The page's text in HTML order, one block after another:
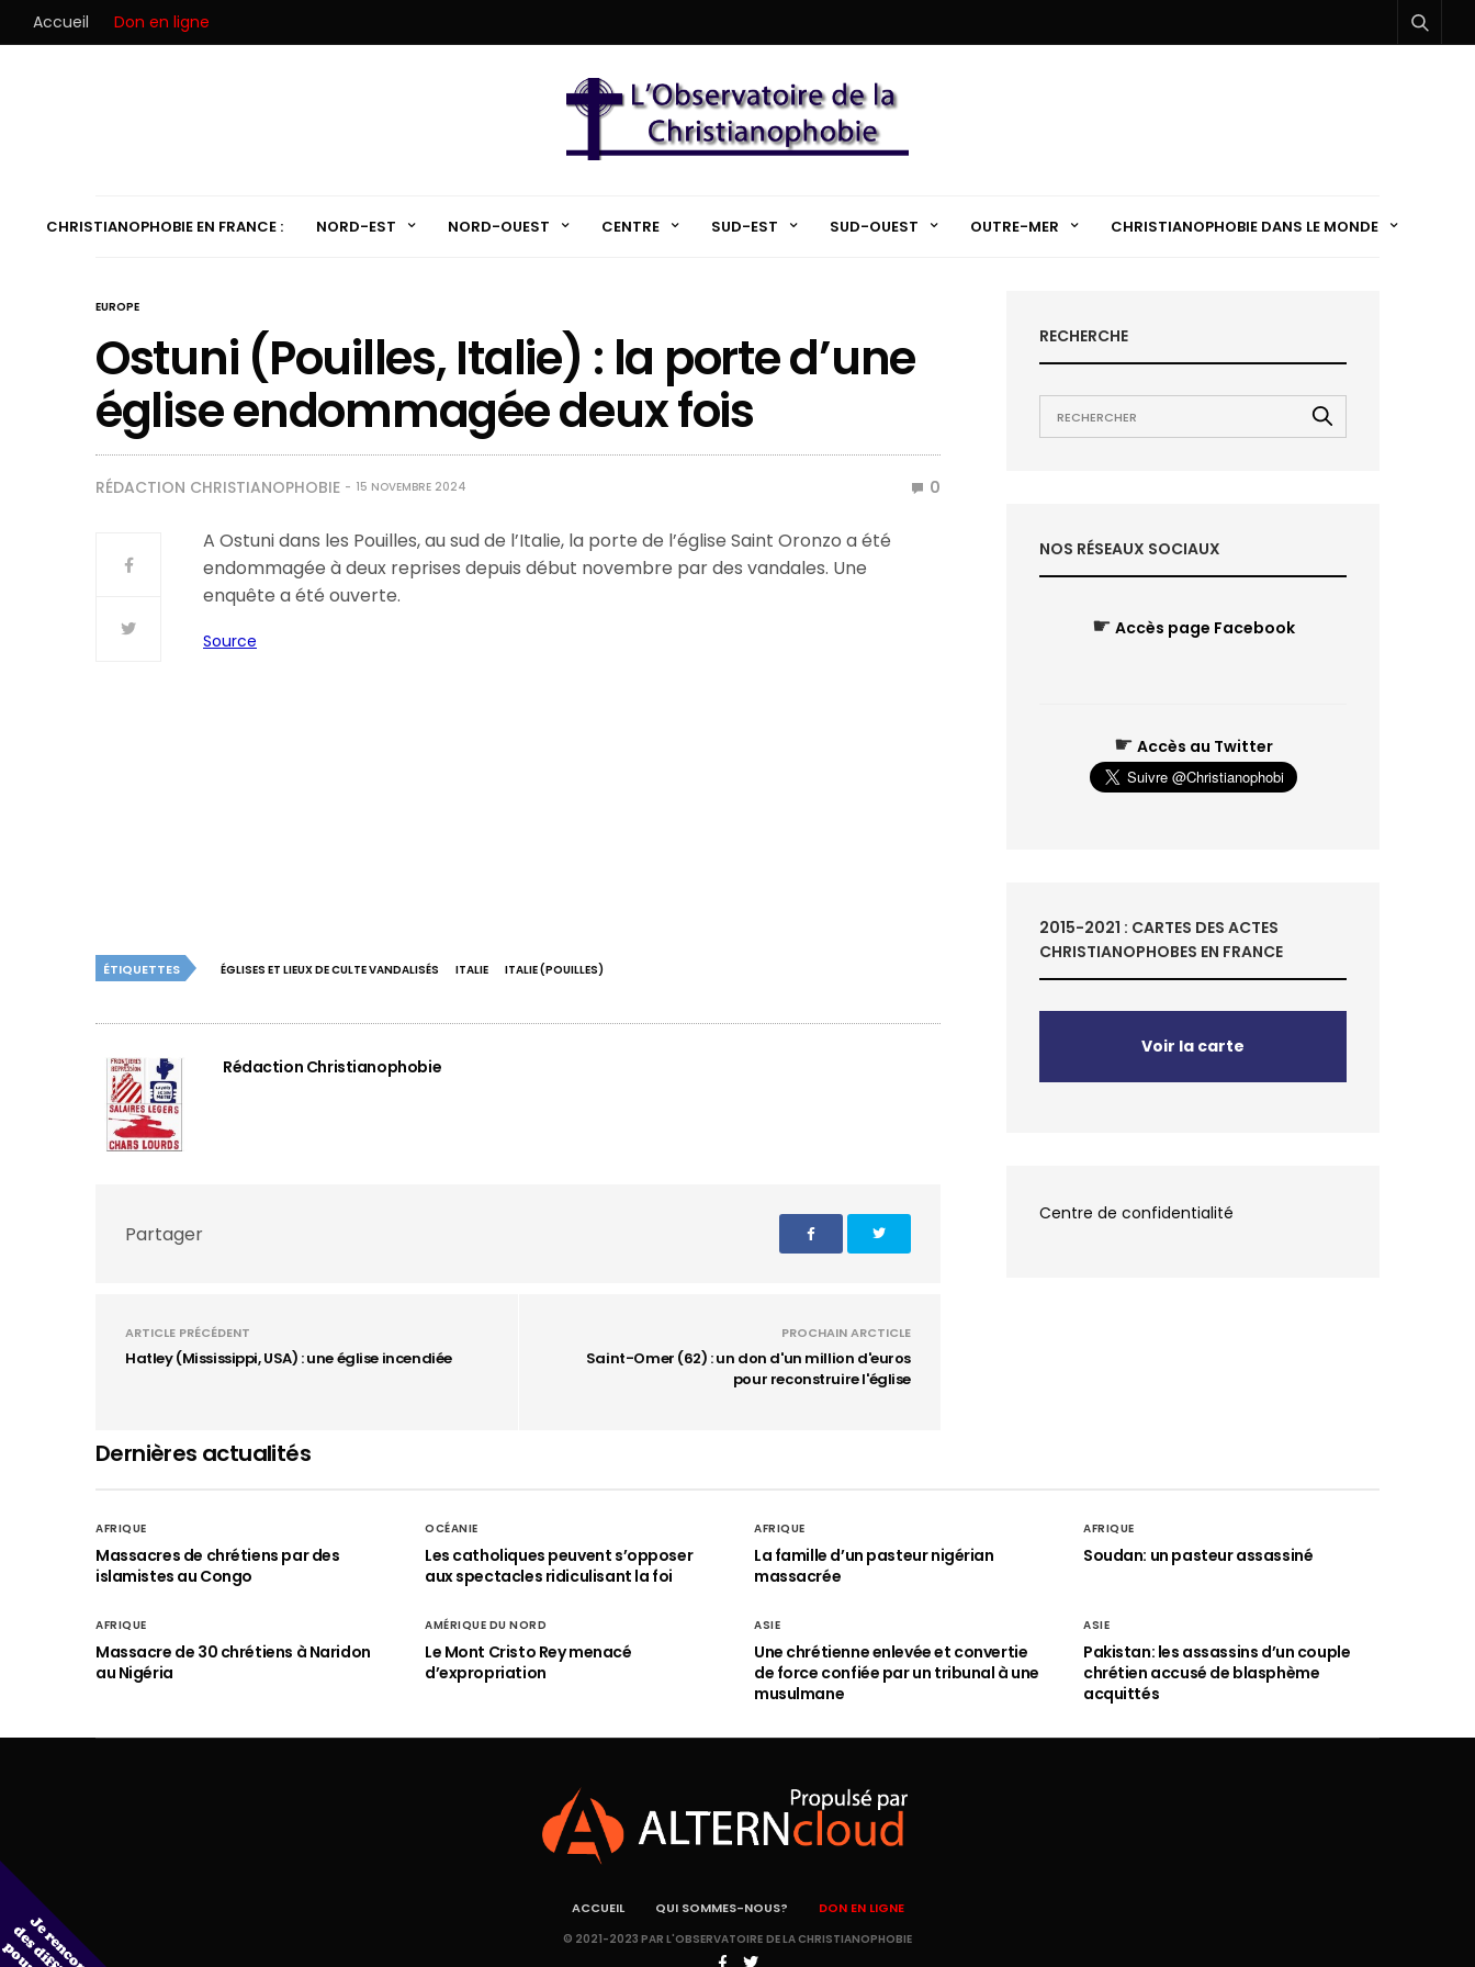
Accueil Don en ligne
CHRISTIANOPHOBIE EN FRANCE : NORD-EST NORD-OUEST CENTRE SUD-EST SUD-OUEST OUTRE-MER CHRISTIANOPHOBIE DANS LE MONDE
EUROPE
Ostuni (Pouilles, Italie) : la porte d’une
église endommagée deux fois
RÉDACTION CHRISTIANOPHOBIE 15 NOVEMBRE 2024 0
A Ostuni dans les Pouilles, au sud de l’Italie, la porte de l’église Saint Oronzo a été
endommagée à deux reprises depuis début novembre par des vandales. Une
enquête a été ouverte.
Source
ÉTIQUETTES ÉGLISES ET LIEUX DE CULTE VANDALISÉS ITALIE ITALIE (POUILLES)
Rédaction Christianophobie
Partager
ARTICLE PRÉCÉDENT
Hatley (Mississippi, USA) : une église incendiée
PROCHAIN ARCTICLE
Saint-Omer (62) : un don d'un million d'euros
pour reconstruire l'église
RECHERCHE
NOS RÉSEAUX SOCIAUX
☛ Accès page Facebook
☛ Accès au Twitter
2015-2021 : CARTES DES ACTES
CHRISTIANOPHOBES EN FRANCE
Voir la carte
Centre de confidentialité
Dernières actualités
AFRIQUE
Massacres de chrétiens par des
islamistes au Congo
OCÉANIE
Les catholiques peuvent s’opposer
aux spectacles ridiculisant la foi
AFRIQUE
La famille d’un pasteur nigérian
massacrée
AFRIQUE
Soudan: un pasteur assassiné
AFRIQUE
Massacre de 30 chrétiens à Naridon
au Nigéria
AMÉRIQUE DU NORD
Le Mont Cristo Rey menacé
d’expropriation
ASIE
Une chrétienne enlevée et convertie
de force confiée par un tribunal à une
musulmane
ASIE
Pakistan: les assassins d’un couple
chrétien accusé de blasphème
acquittés
ACCUEIL QUI SOMMES-NOUS? DON EN LIGNE
© 2021-2023 PAR L'OBSERVATOIRE DE LA CHRISTIANOPHOBIE